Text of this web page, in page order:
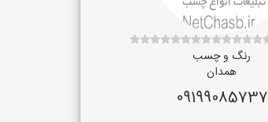
رنگ و چسب
همدان
09199085737